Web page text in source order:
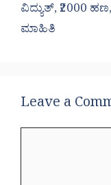
ವಿದ್ಯುತ್, ₹2000
ಮಾಹಿತಿ
Leave a